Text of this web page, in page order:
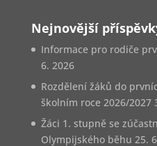
Nejnovější
Informace pro rodiče
6. 2026
Rozdělení žáků do
školním roce 2026/2027
Žáci 1. stupně se
Olympijského běhu 25.